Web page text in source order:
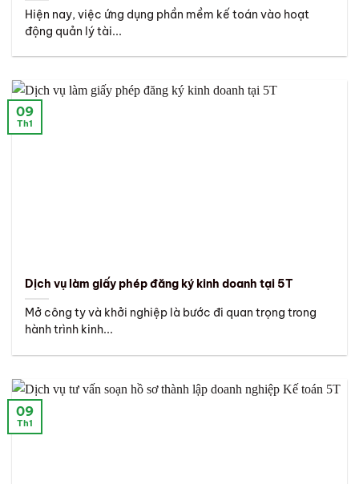
Hiện nay, việc ứng dụng phần mềm kế toán vào hoạt
động quản lý tài...
Dịch vụ làm giấy phép đăng ký kinh doanh tại 5T
Mở công ty và khởi nghiệp là bước đi quan trọng trong
hành trình kinh...
09
Th1
09
Th1